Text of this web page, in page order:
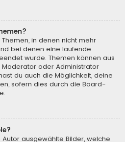
in denen nicht mehr
bei denen eine laufende
wurde. Themen können aus
oder Administrator
du auch die Möglichkeit, deine
sofern dies durch die Board-
ausgewählte Bilder, welche